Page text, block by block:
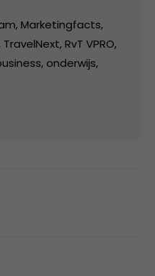
Marketingfacts,
RvT VPRO,
onderwijs,